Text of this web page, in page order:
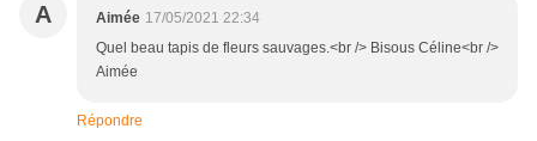
A Aimée 17/05/2021 22:34
Quel beau tapis de fleurs sauvages.<br /> Bisous Céline<br />
Aimée
Répondre